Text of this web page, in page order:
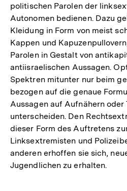
politischen Parolen der
Autonomen bedienen. Dazu
Kleidung in Form von meist
Kappen und
Parolen in Gestalt von
antiisraelischen Aussagen.
Spektren mitunter nur beim
bezogen auf die genaue
Aussagen auf Aufnähern oder
unterscheiden. Den
dieser Form des Auftretens
Linksextremisten und
anderen erhoffen sie sich,
Jugendlichen zu erhalten.